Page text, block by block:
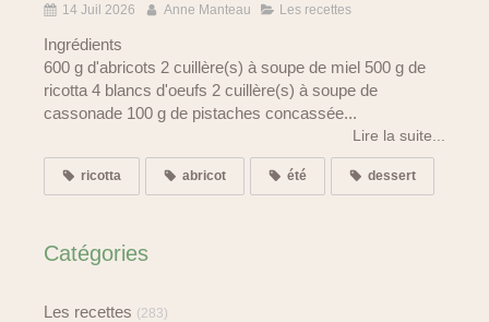
14 Juil 2026 Anne Manteau Les recettes
Ingrédients
600 g d'abricots 2 cuillère(s) à soupe de miel 500 g de
ricotta 4 blancs d'oeufs 2 cuillère(s) à soupe de
cassonade 100 g de pistaches concassée...
Lire la suite...
ricotta abricot été dessert
Catégories
Les recettes (283)